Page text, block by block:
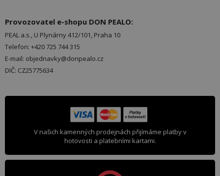
Provozovatel e-shopu DON PEALO:
PEAL a.s., U Plynárny 412/101, Praha 10
Telefon: +420 725 744 315
E-mail: objednavky@donpealo.cz
DIČ: CZ25775634
V našich kamenných prodejnách přijímáme platby v
hotovosti a platebními kartami.